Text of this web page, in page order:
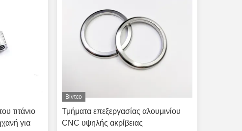
τιτάνιο
για
Βίντεο
Τμήματα επεξεργασίας αλουμινίου
CNC υψηλής ακρίβειας